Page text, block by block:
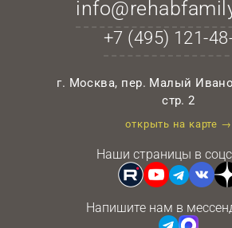
+7 (495) 121-
г. Москва, пер. Малый
стр. 2
открыть на карте →
Наши страницы в
Напишите нам в